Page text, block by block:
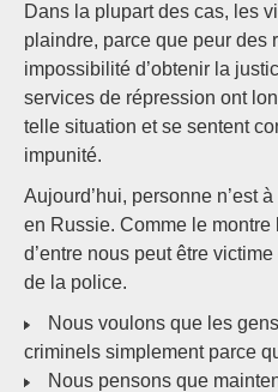
Dans la plupart des cas, les
plaindre, parce que peur des
impossibilité d’obtenir la
services de répression ont
telle situation et se sentent
impunité.
Aujourd’hui, personne n’est
en Russie. Comme le
d’entre nous peut être
de la police.
Nous voulons que les
criminels simplement parce
Nous pensons que